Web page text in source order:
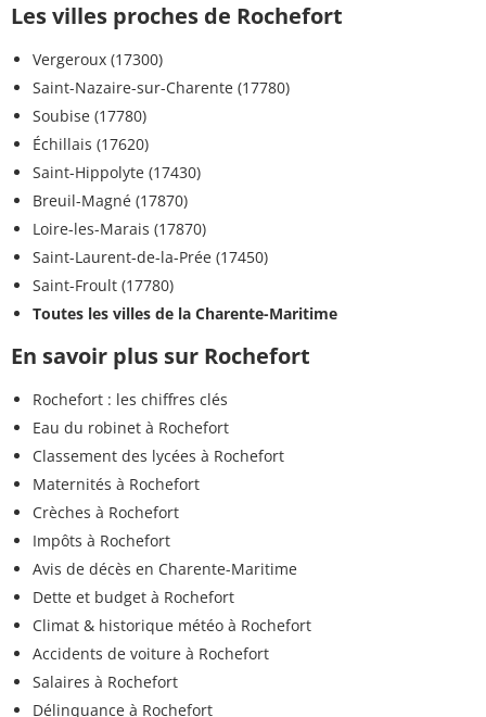
Les villes proches de Rochefort
Vergeroux (17300)
Saint-Nazaire-sur-Charente (17780)
Soubise (17780)
Échillais (17620)
Saint-Hippolyte (17430)
Breuil-Magné (17870)
Loire-les-Marais (17870)
Saint-Laurent-de-la-Prée (17450)
Saint-Froult (17780)
Toutes les villes de la Charente-Maritime
En savoir plus sur Rochefort
Rochefort : les chiffres clés
Eau du robinet à Rochefort
Classement des lycées à Rochefort
Maternités à Rochefort
Crèches à Rochefort
Impôts à Rochefort
Avis de décès en Charente-Maritime
Dette et budget à Rochefort
Climat & historique météo à Rochefort
Accidents de voiture à Rochefort
Salaires à Rochefort
Délinquance à Rochefort